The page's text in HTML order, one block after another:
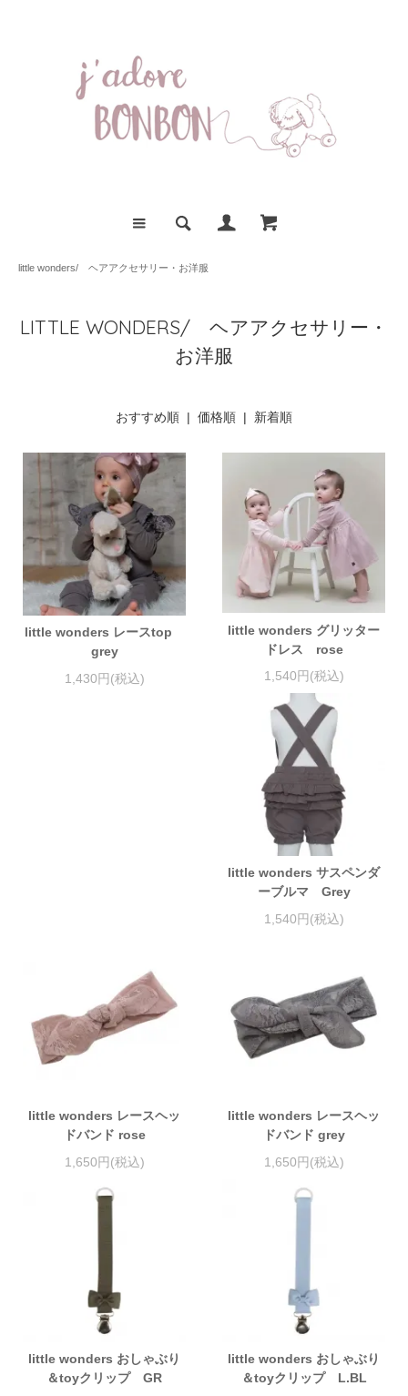
little wonders/ ヘアアクセサリー・お洋服
LITTLE WONDERS/ ヘアアクセサリー・
お洋服
おすすめ順 | 価格順 | 新着順
little wonders レースtop
grey
1,430円(税込)
little wonders グリッター
ドレス rose
1,540円(税込)
little wonders サスペンダ
ーブルマ Grey
1,540円(税込)
little wonders レースヘッ
ドバンド rose
1,650円(税込)
little wonders レースヘッ
ドバンド grey
1,650円(税込)
little wonders おしゃぶり
＆toyクリップ GR
little wonders おしゃぶり
＆toyクリップ L.BL